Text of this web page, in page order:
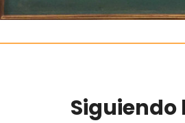
Siguiendo